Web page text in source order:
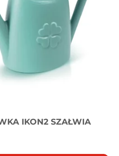
IKON2 SZAŁWIA